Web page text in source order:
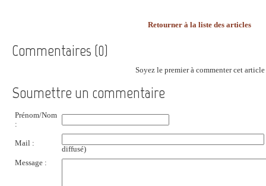
Retourner à la liste des articles
Commentaires (0)
Soyez le premier à commenter cet article
Soumettre un commentaire
Prénom/Nom
:
Mail :
diffusé)
Message :